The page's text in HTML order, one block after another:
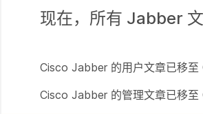
现在，所有 Jabber
Cisco Jabber 的用户文章已移
Cisco Jabber 的管理文章已移